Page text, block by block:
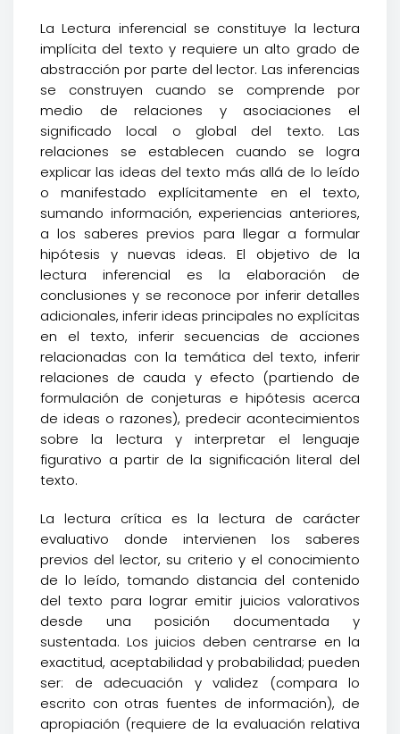
La Lectura inferencial se constituye la lectura
implícita del texto y requiere un alto grado de
abstracción por parte del lector. Las inferencias
se construyen cuando se comprende por
medio de relaciones y asociaciones el
significado local o global del texto. Las
relaciones se establecen cuando se logra
explicar las ideas del texto más allá de lo leído
o manifestado explícitamente en el texto,
sumando información, experiencias anteriores,
a los saberes previos para llegar a formular
hipótesis y nuevas ideas. El objetivo de la
lectura inferencial es la elaboración de
conclusiones y se reconoce por inferir detalles
adicionales, inferir ideas principales no explícitas
en el texto, inferir secuencias de acciones
relacionadas con la temática del texto, inferir
relaciones de cauda y efecto (partiendo de
formulación de conjeturas e hipótesis acerca
de ideas o razones), predecir acontecimientos
sobre la lectura y interpretar el lenguaje
figurativo a partir de la significación literal del
texto.
La lectura crítica es la lectura de carácter
evaluativo donde intervienen los saberes
previos del lector, su criterio y el conocimiento
de lo leído, tomando distancia del contenido
del texto para lograr emitir juicios valorativos
desde una posición documentada y
sustentada. Los juicios deben centrarse en la
exactitud, aceptabilidad y probabilidad; pueden
ser: de adecuación y validez (compara lo
escrito con otras fuentes de información), de
apropiación (requiere de la evaluación relativa